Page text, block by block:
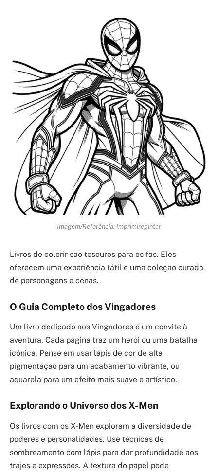
Imagem/Referência: Imprimirepintar
Livros de colorir são tesouros para os fãs. Eles
oferecem uma experiência tátil e uma coleção curada
de personagens e cenas.
O Guia Completo dos Vingadores
Um livro dedicado aos Vingadores é um convite à
aventura. Cada página traz um herói ou uma batalha
icônica. Pense em usar lápis de cor de alta
pigmentação para um acabamento vibrante, ou
aquarela para um efeito mais suave e artístico.
Explorando o Universo dos X-Men
Os livros com os X-Men exploram a diversidade de
poderes e personalidades. Use técnicas de
sombreamento com lápis para dar profundidade aos
trajes e expressões. A textura do papel pode